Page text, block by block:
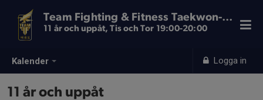
Kalender Logga in
Team Fighting & Fitness Taekwon-Do
11 år och uppåt, Tis och Tor 19:00-20:00
11 år och uppåt